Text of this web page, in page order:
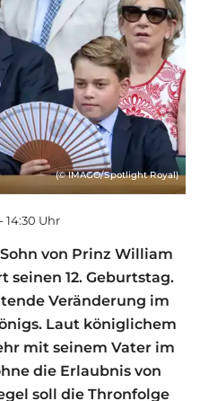
(© IMAGO/Spotlight Royal)
14:30 Uhr
von Prinz William
seinen 12. Geburtstag.
Veränderung im
Laut königlichem
mit seinem Vater im
die Erlaubnis von
soll die Thronfolge